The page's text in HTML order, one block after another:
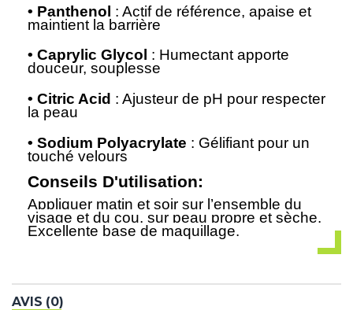
• Panthenol : Actif de référence, apaise et
maintient la barrière
• Caprylic Glycol : Humectant apporte
douceur, souplesse
• Citric Acid : Ajusteur de pH pour respecter
la peau
• Sodium Polyacrylate : Gélifiant pour un
touché velours
Conseils D'utilisation:
Appliquer matin et soir sur l’ensemble du
visage et du cou, sur peau propre et sèche.
Excellente base de maquillage.
AVIS (0)